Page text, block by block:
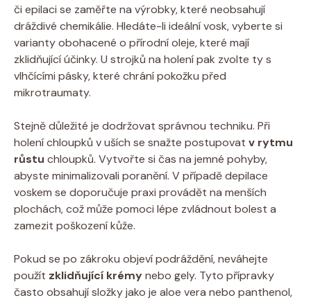
či epilaci se zaměřte na výrobky, které neobsahují
dráždivé chemikálie. Hledáte-li ideální vosk, vyberte si
varianty obohacené o přírodní oleje, které mají
zklidňující účinky. U strojků na holení pak zvolte ty s
vlhčícími pásky, které chrání pokožku před
mikrotraumaty.
Stejně důležité je dodržovat správnou techniku. Při
holení chloupků v uších se snažte postupovat v rytmu
růstu chloupků. Vytvořte si čas na jemné pohyby,
abyste minimalizovali poranění. V případě depilace
voskem se doporučuje praxi provádět na menších
plochách, což může pomoci lépe zvládnout bolest a
zamezit poškození kůže.
Pokud se po zákroku objeví podráždění, neváhejte
použít zklidňující krémynebo gely. Tyto přípravky
často obsahují složky jako je aloe vera nebo panthenol,